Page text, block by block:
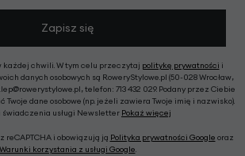
Zapisz się
każdej chwili. W tym celu przeczytaj politykę prywatności i
danych osobowych są RoweryStylowe.pl (50-028 Wrocław,
telefon: 713 432 029. Podany przez Ciebie
dane osobowe (np. jeżeli zawiera Twoje imię i nazwisko).
świadczenia usługi Newsletter Pokaż więcej
reCAPTCHA i obowiązują ją Polityka prywatności Google oraz
Warunki korzystania z usługi Google.